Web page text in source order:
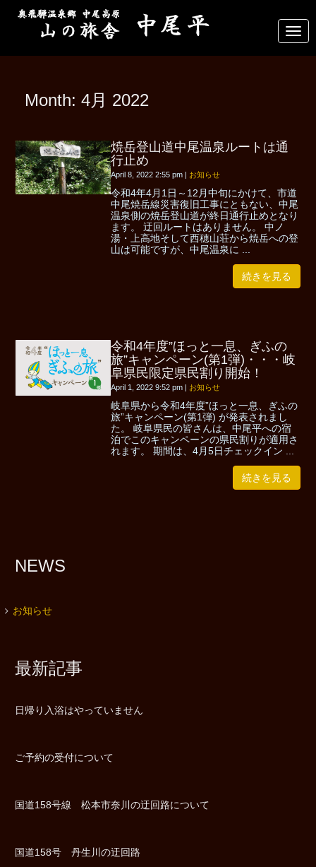
N
a
v
Month: 4月 2022
焼岳登山道中尾温泉ルートは通
行止め
April 8, 2022 2:55 pm| お知らせ
令和4年4月1日～12月中旬にかけて、市道
中尾焼岳線災害復旧工事にともない、中尾
温泉側の焼岳登山道が終日通行止めとなり
ます。 迂回ルートはありません。 中ノ
湯・上高地そして西穂山荘から焼岳への登
山は可能ですが、中尾温泉に ...
続きを見る
令和4年度”ほっと一息、ぎふの
旅”キャンペーン(第1弾)・・・岐
阜県民限定県民割り開始！
April 1, 2022 9:52 pm| お知らせ
岐阜県から令和4年度”ほっと一息、ぎふの
旅”キャンペーン(第1弾) が発表されまし
た。 岐阜県民の皆さんは、中尾平への宿
泊でこのキャンペーンの県民割りが適用さ
れます。 期間は、4月5日チェックイン ...
続きを見る
NEWS
お知らせ
最新記事
日帰り入浴はやっていません
ご予約の受付について
国道158号線 松本市奈川の迂回路について
国道158号 丹生川の迂回路